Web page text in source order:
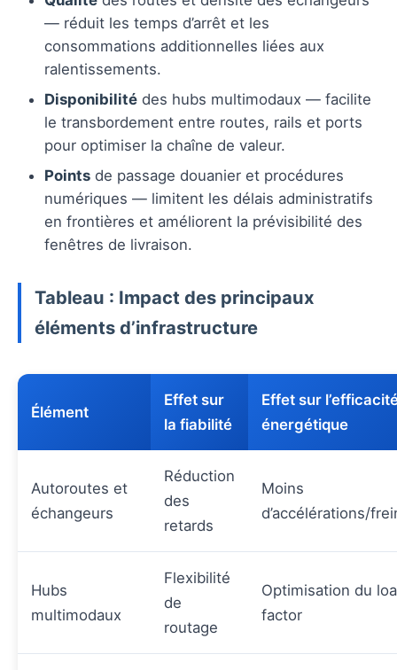
— réduit les temps d’arrêt et les
consommations additionnelles liées aux
ralentissements.
Disponibilité des hubs multimodaux — facilite
le transbordement entre routes, rails et ports
pour optimiser la chaîne de valeur.
Points de passage douanier et procédures
numériques — limitent les délais administratifs
en frontières et améliorent la prévisibilité des
fenêtres de livraison.
Tableau : Impact des principaux
éléments d’infrastructure
Élément
Effet sur
la fiabilité
Effet sur
énergétique
Autoroutes et
échangeurs
Réduction
des
retards
Moins
d’accélérations/
Hubs
multimodaux
Flexibilité
de
routage
Optimisation du
factor